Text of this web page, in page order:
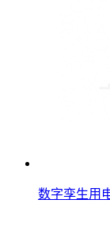
数字孪生用